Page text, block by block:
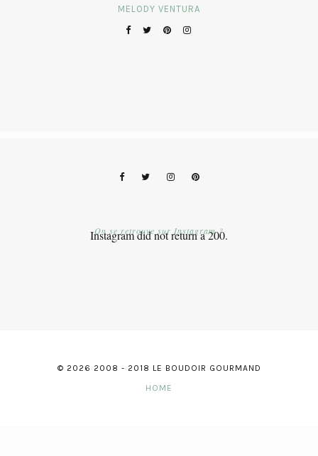
MELODY VENTURA
Instagram did not return a 200.
On se retrouve sur Instagram ?
© 2026 2008 - 2018 LE BOUDOIR GOURMAND
HOME